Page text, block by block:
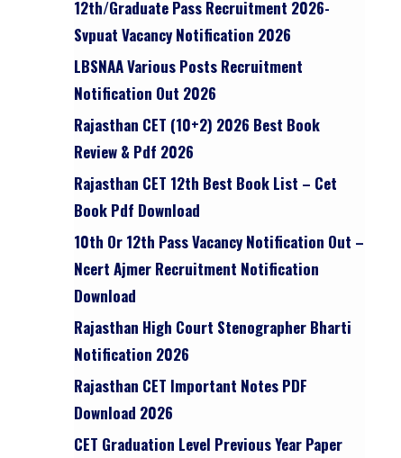
12th/graduate Pass Recruitment 2026-
Svpuat Vacancy Notification 2026
LBSNAA Various Posts Recruitment
Notification Out 2026
Rajasthan CET (10+2) 2026 Best Book
Review & Pdf 2026
Rajasthan CET 12th Best Book List – Cet
Book Pdf Download
10th Or 12th Pass Vacancy Notification Out –
Ncert Ajmer Recruitment Notification
Download
Rajasthan High Court Stenographer Bharti
Notification 2026
Rajasthan CET Important Notes PDF
Download 2026
CET Graduation Level Previous Year Paper